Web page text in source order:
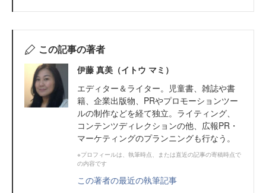
この記事の著者
伊藤 真美（イトウ マミ）
エディター＆ライター。児童書、雑誌や書
籍、企業出版物、PRやプロモーションツー
ルの制作などを経て独立。ライティング、
コンテンツディレクションの他、広報PR・
マーケティングのプランニングも行なう。
※プロフィールは、執筆時点、または直近の記事の寄稿時点で
の内容です
この著者の最近の執筆記事